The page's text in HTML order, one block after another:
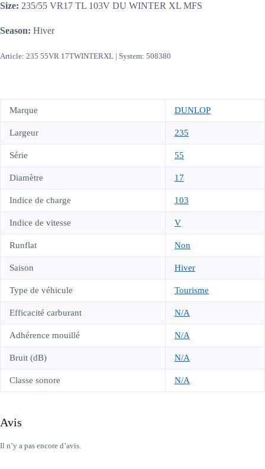
Size: 235/55 VR17 TL 103V DU WINTER XL MFS
Season: Hiver
Article: 235 55VR 17TWINTERXL | System: 508380
Marque DUNLOP
Largeur 235
Série 55
Diamètre 17
Indice de charge 103
Indice de vitesse V
Runflat Non
Saison Hiver
Type de véhicule Tourisme
Efficacité carburant N/A
Adhérence mouillé N/A
Bruit (dB) N/A
Classe sonore N/A
Avis
Il n’y a pas encore d’avis.